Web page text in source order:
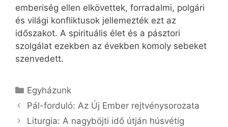
emberiség ellen elkövettek, forradalmi, polgári
és világi konfliktusok jellemezték ezt az
időszakot. A spirituális élet és a pásztori
szolgálat ezekben az években komoly sebeket
szenvedett.
Kategória
Egyházunk
Pál-forduló: Az Új Ember rejtvénysorozata
Liturgia: A nagyböjti idő útján húsvétig